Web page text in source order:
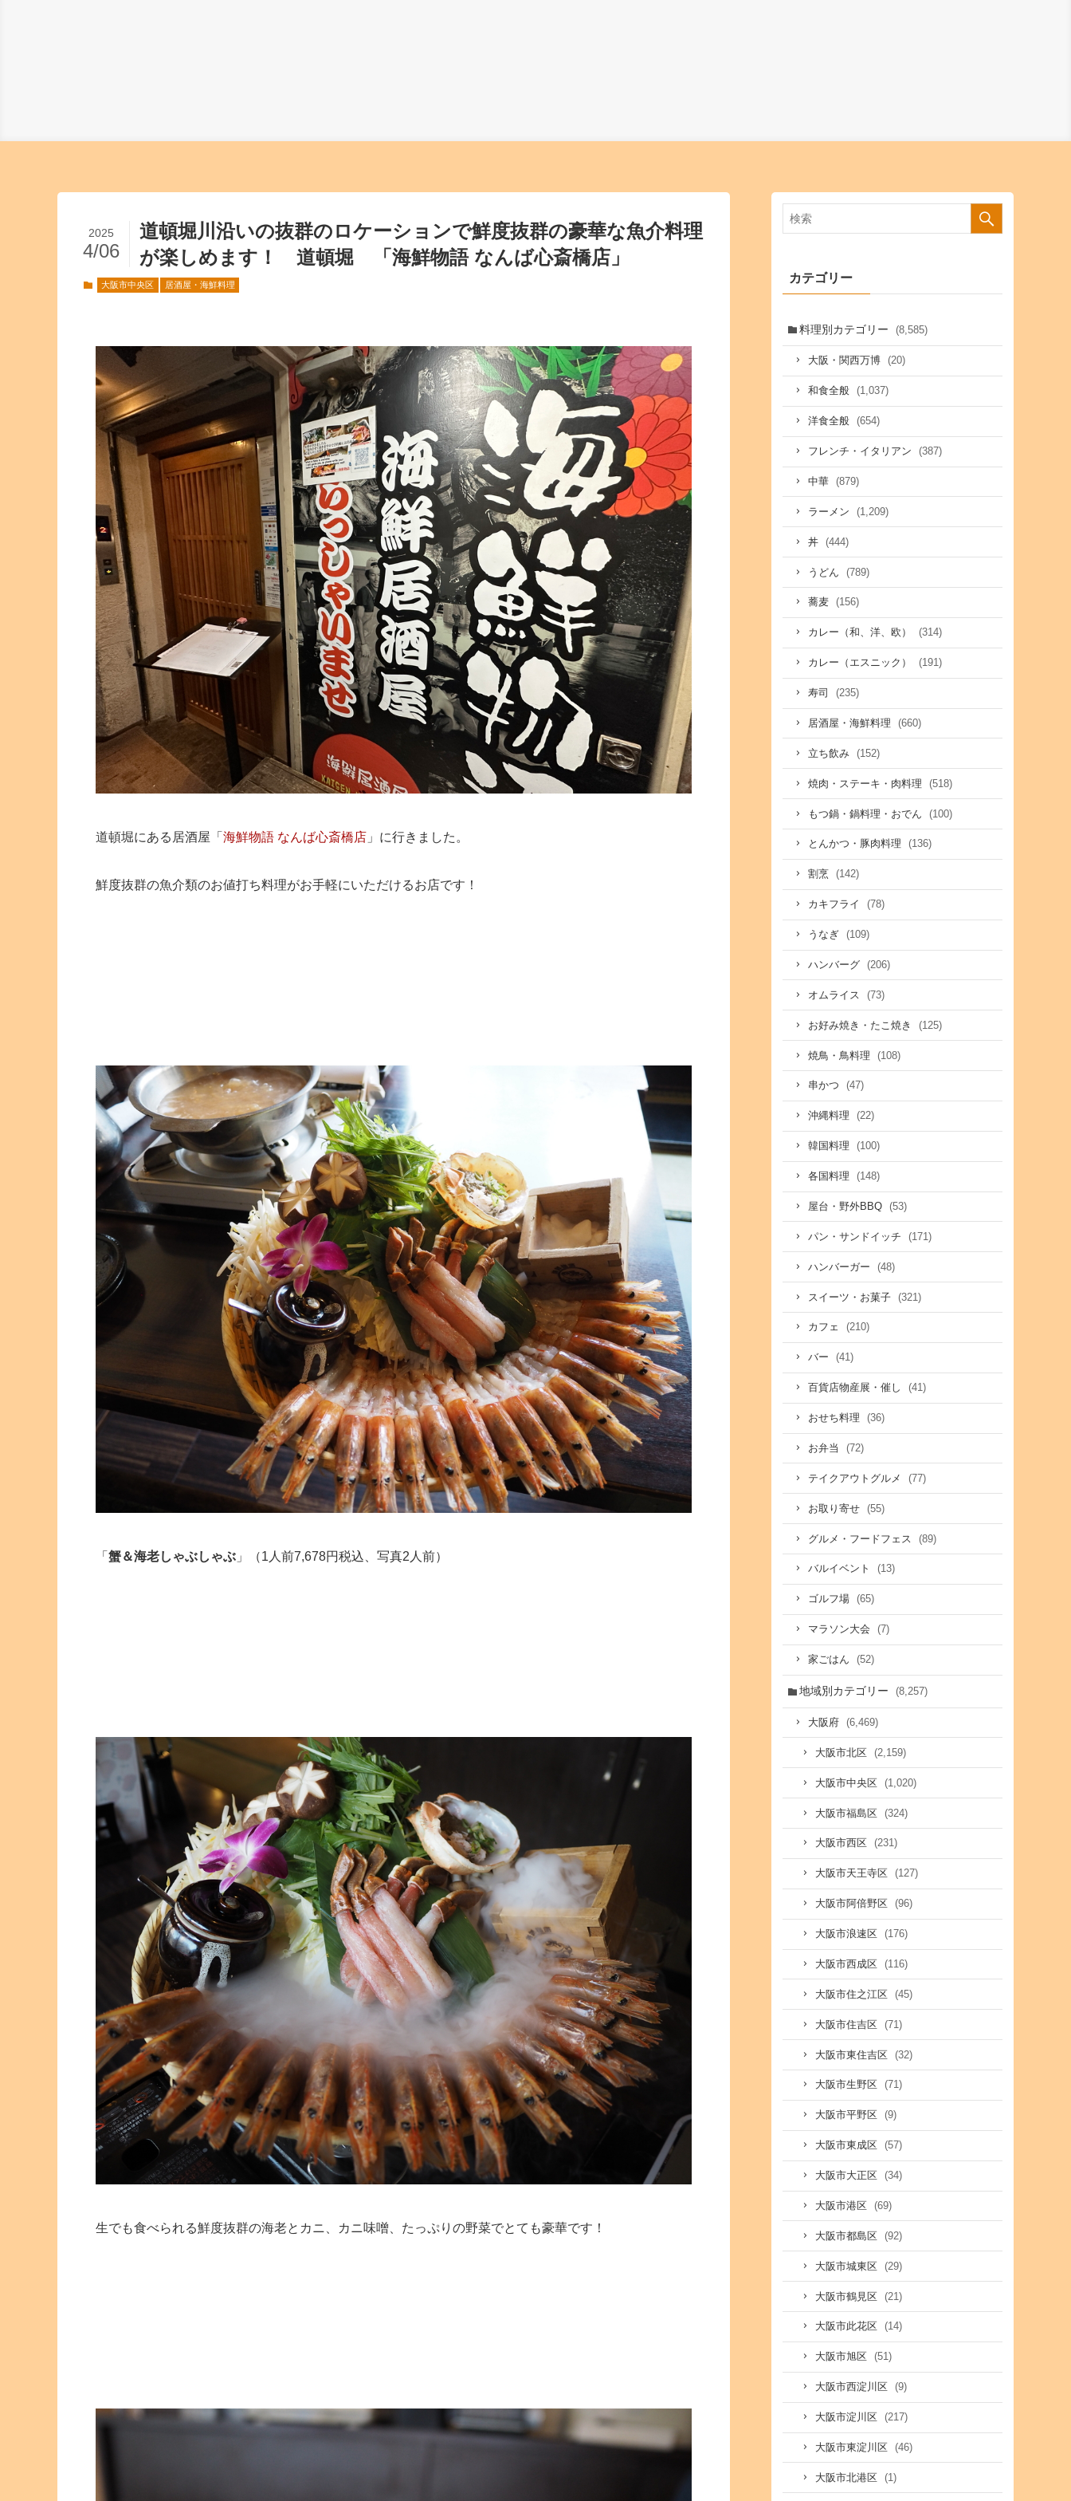
道頓堀川沿いの抜群のロケーションで鮮度抜群の豪華な魚介料理
が楽しめます！ 道頓堀 「海鮮物語 なんば心斎橋店」
2025
4/06
大阪市中央区 居酒屋・海鮮料理
道頓堀にある居酒屋「 海鮮物語 なんば心斎橋店 」に行きました。
鮮度抜群の魚介類のお値打ち料理がお手軽にいただけるお店です！
「 蟹＆海老しゃぶしゃぶ 」（1人前7,678円税込、写真2人前）
生でも食べられる鮮度抜群の海老とカニ、カニ味噌、たっぷりの野菜でとても豪華です！
カテゴリー
料理別カテゴリー (8,585)
大阪・関西万博 (20)
和食全般 (1,037)
洋食全般 (654)
フレンチ・イタリアン (387)
中華 (879)
ラーメン (1,209)
丼 (444)
うどん (789)
蕎麦 (156)
カレー（和、洋、欧） (314)
カレー（エスニック） (191)
寿司 (235)
居酒屋・海鮮料理 (660)
立ち飲み (152)
焼肉・ステーキ・肉料理 (518)
もつ鍋・鍋料理・おでん (100)
とんかつ・豚肉料理 (136)
割烹 (142)
カキフライ (78)
うなぎ (109)
ハンバーグ (206)
オムライス (73)
お好み焼き・たこ焼き (125)
焼鳥・鳥料理 (108)
串かつ (47)
沖縄料理 (22)
韓国料理 (100)
各国料理 (148)
屋台・野外BBQ (53)
パン・サンドイッチ (171)
ハンバーガー (48)
スイーツ・お菓子 (321)
カフェ (210)
バー (41)
百貨店物産展・催し (41)
おせち料理 (36)
お弁当 (72)
テイクアウトグルメ (77)
お取り寄せ (55)
グルメ・フードフェス (89)
バルイベント (13)
ゴルフ場 (65)
マラソン大会 (7)
家ごはん (52)
地域別カテゴリー (8,257)
大阪府 (6,469)
大阪市北区 (2,159)
大阪市中央区 (1,020)
大阪市福島区 (324)
大阪市西区 (231)
大阪市天王寺区 (127)
大阪市阿倍野区 (96)
大阪市浪速区 (176)
大阪市西成区 (116)
大阪市住之江区 (45)
大阪市住吉区 (71)
大阪市東住吉区 (32)
大阪市生野区 (71)
大阪市平野区 (9)
大阪市東成区 (57)
大阪市大正区 (34)
大阪市港区 (69)
大阪市都島区 (92)
大阪市城東区 (29)
大阪市鶴見区 (21)
大阪市此花区 (14)
大阪市旭区 (51)
大阪市西淀川区 (9)
大阪市淀川区 (217)
大阪市東淀川区 (46)
大阪市北港区 (1)